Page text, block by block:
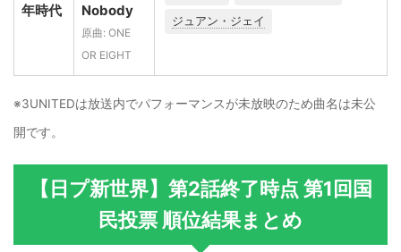
年時代
Nobody
原曲: ONE
OR EIGHT
ジュアン・ジェイ
※3UNITEDは放送内でパフォーマンスが未放映のため曲名は未公
開です。
【日プ新世界】第2話終了時点 第1回国
民投票 順位結果まとめ